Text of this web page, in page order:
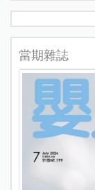
當期雜誌